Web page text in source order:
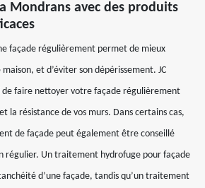
Mondrans avec des produits
façade régulièrement permet de mieux
et d’éviter son dépérissement. JC
de faire nettoyer votre façade régulièrement
la résistance de vos murs. Dans certains cas,
de façade peut également être conseillé
régulier. Un traitement hydrofuge pour façade
d’une façade, tandis qu’un traitement